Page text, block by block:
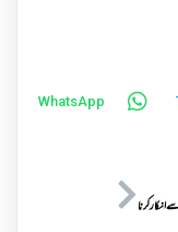
WhatsApp
کرنا